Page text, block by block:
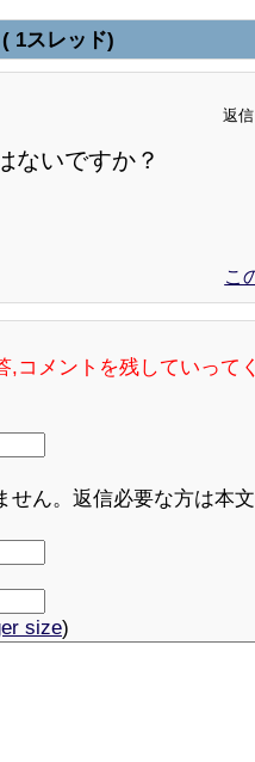
1スレッド)
返
ないですか？
こ
,コメントを残していって
せん。返信必要な方は本
size)